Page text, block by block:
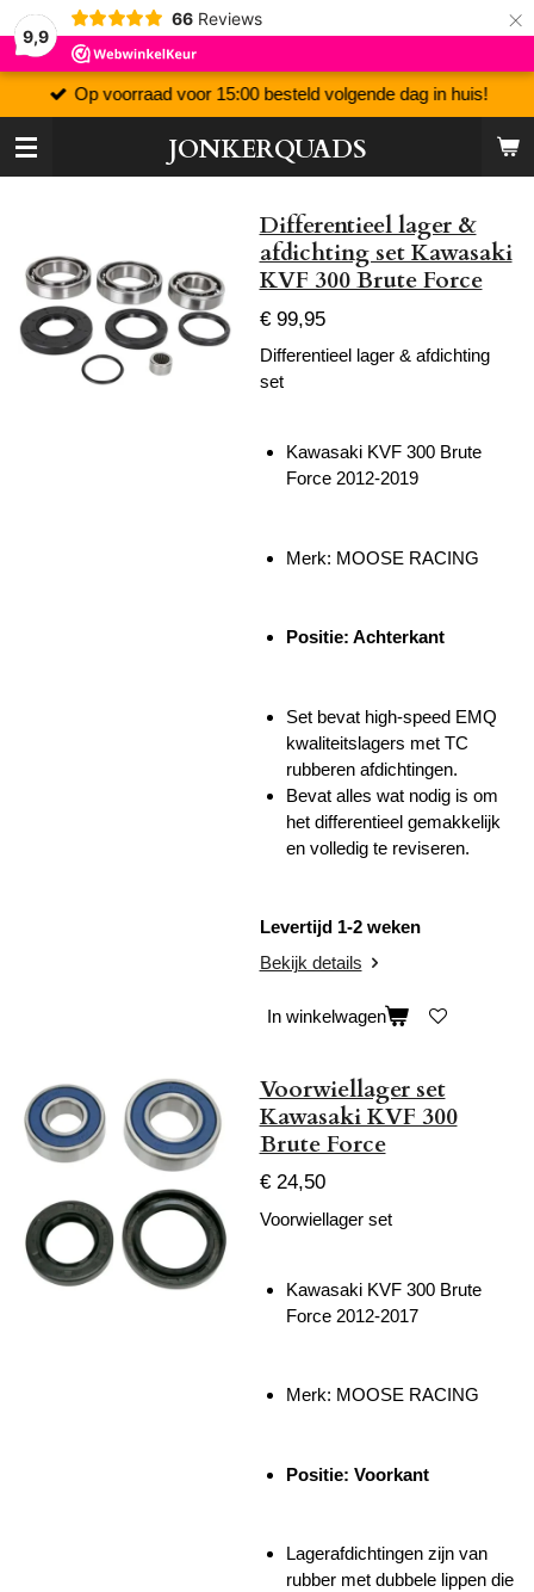
9,9
66 Reviews ×
JONKERQUADS
Op voorraad voor 15:00 besteld volgende dag in huis!
Differentieel lager &
afdichting set Kawasaki
KVF 300 Brute Force
€ 99,95
Differentieel lager & afdichting
set
Kawasaki KVF 300 Brute
Force 2012-2019
Merk: MOOSE RACING
Positie: Achterkant
Set bevat high-speed EMQ
kwaliteitslagers met TC
rubberen afdichtingen.
Bevat alles wat nodig is om
het differentieel gemakkelijk
en volledig te reviseren.
Levertijd 1-2 weken
Bekijk details
In winkelwagen
Voorwiellager set
Kawasaki KVF 300
Brute Force
€ 24,50
Voorwiellager set
Kawasaki KVF 300 Brute
Force 2012-2017
Merk: MOOSE RACING
Positie: Voorkant
Lagerafdichtingen zijn van
rubber met dubbele lippen die